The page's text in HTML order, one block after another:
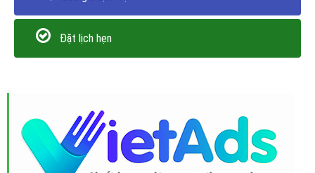
Đặt lịch hẹn